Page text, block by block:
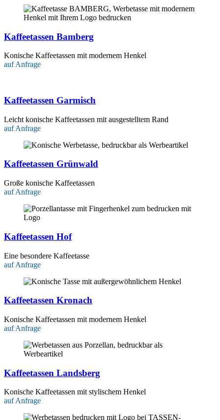
Kaffeetassen Bamberg
Konische Kaffeetassen mit modernem Henkel
auf Anfrage
Kaffeetassen Garmisch
Leicht konische Kaffeetassen mit ausgestelltem Rand
auf Anfrage
Kaffeetassen Grünwald
Große konische Kaffeetassen
auf Anfrage
Kaffeetassen Hof
Eine besondere Kaffeetasse
auf Anfrage
Kaffeetassen Kronach
Konische Kaffeetassen mit modernem Henkel
auf Anfrage
Kaffeetassen Landsberg
Konische Kaffeetassen mit stylischem Henkel
auf Anfrage